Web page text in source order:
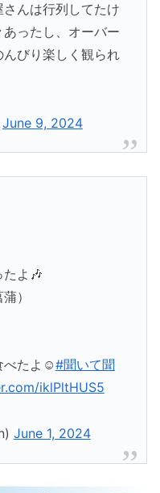
んは行列してたけ
ったし、オーバー
びり楽しく観られ
June 9, 2024
よ🎶
）
べたよ☺️#聞いて聞
iklPltHUS5
June 1, 2024